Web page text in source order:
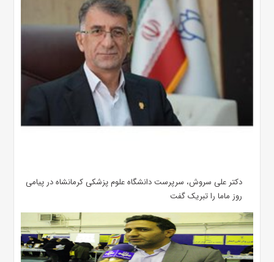
دکتر علی سروش، سرپرست دانشگاه علوم پزشکی کرمانشاه در پیامی
روز ماما را تبریک گفت